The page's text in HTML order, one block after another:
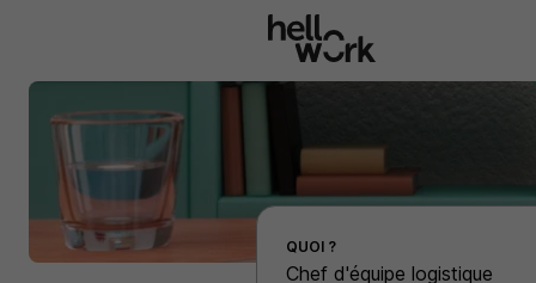
Effectuer une recherche d'emploi par localité
QUOI ?